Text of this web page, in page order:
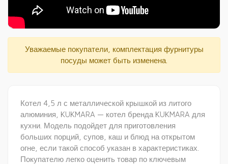
Видеообзор котлы кп45
Уважаемые покупатели, комплектация фурнитуры
посуды может быть изменена.
Котел 4,5 л с металлической крышкой из литого
алюминия, KUKMARA — котел бренда KUKMARA для
кухни. Модель подойдет для приготовления
больших порций, супов, каш и блюд на открытом
огне, если такой способ указан в характеристиках.
Покупателю легко оценить товар по ключевым